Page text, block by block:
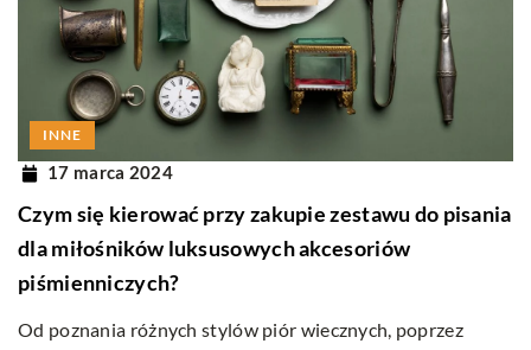
INNE
17 marca 2024
Czym się kierować przy zakupie zestawu do pisania
dla miłośników luksusowych akcesoriów
piśmienniczych?
Od poznania różnych stylów piór wiecznych, poprzez